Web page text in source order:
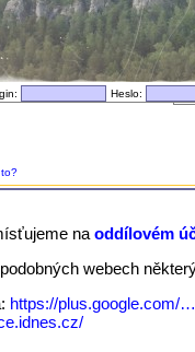
Heslo:
na oddílovém
webech
https://plus.google.com/